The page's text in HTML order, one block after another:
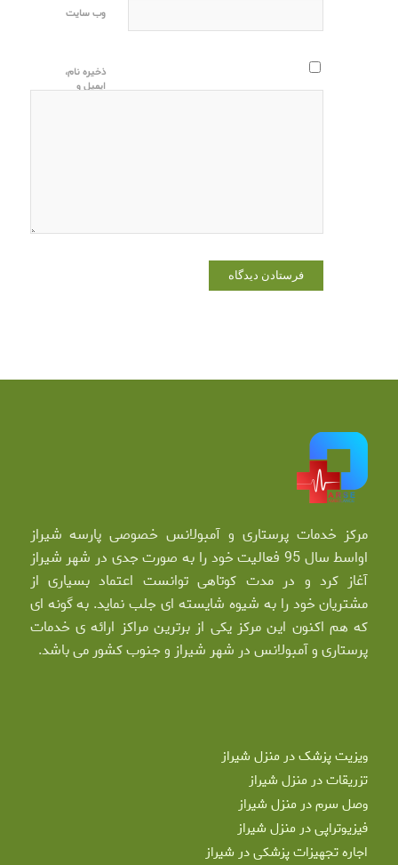
وب‌ سایت
ذخیره نام،
ایمیل و
مرکز خدمات پرستاری و آمبولانس خصوصی پارسه شیراز
اواسط سال 95 فعالیت خود را به صورت جدی در شهر شیراز
آغاز کرد و در مدت کوتاهی توانست اعتماد بسیاری از
مشتریان خود را به شیوه شایسته ای جلب نماید. به گونه ای
که هم اکنون این مرکز یکی از برترین مراکز ارائه ی خدمات
پرستاری و آمبولانس در شهر شیراز و جنوب کشور می باشد.
ویزیت پزشک در منزل شیراز
تزریقات در منزل شیراز
وصل سرم در منزل شیراز
فیزیوتراپی در منزل شیراز
اجاره تجهیزات پزشکی در شیراز